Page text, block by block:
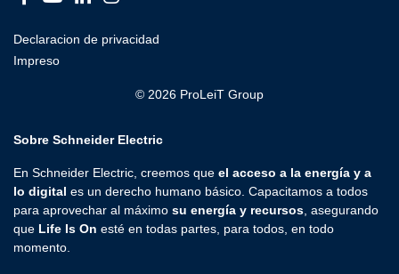
Declaracion de privacidad
Impreso
© 2026 ProLeiT Group
Sobre Schneider Electric
En Schneider Electric, creemos que el acceso a la energía y a
lo digital es un derecho humano básico. Capacitamos a todos
para aprovechar al máximo su energía y recursos , asegurando
que Life Is On esté en todas partes, para todos, en todo
momento.